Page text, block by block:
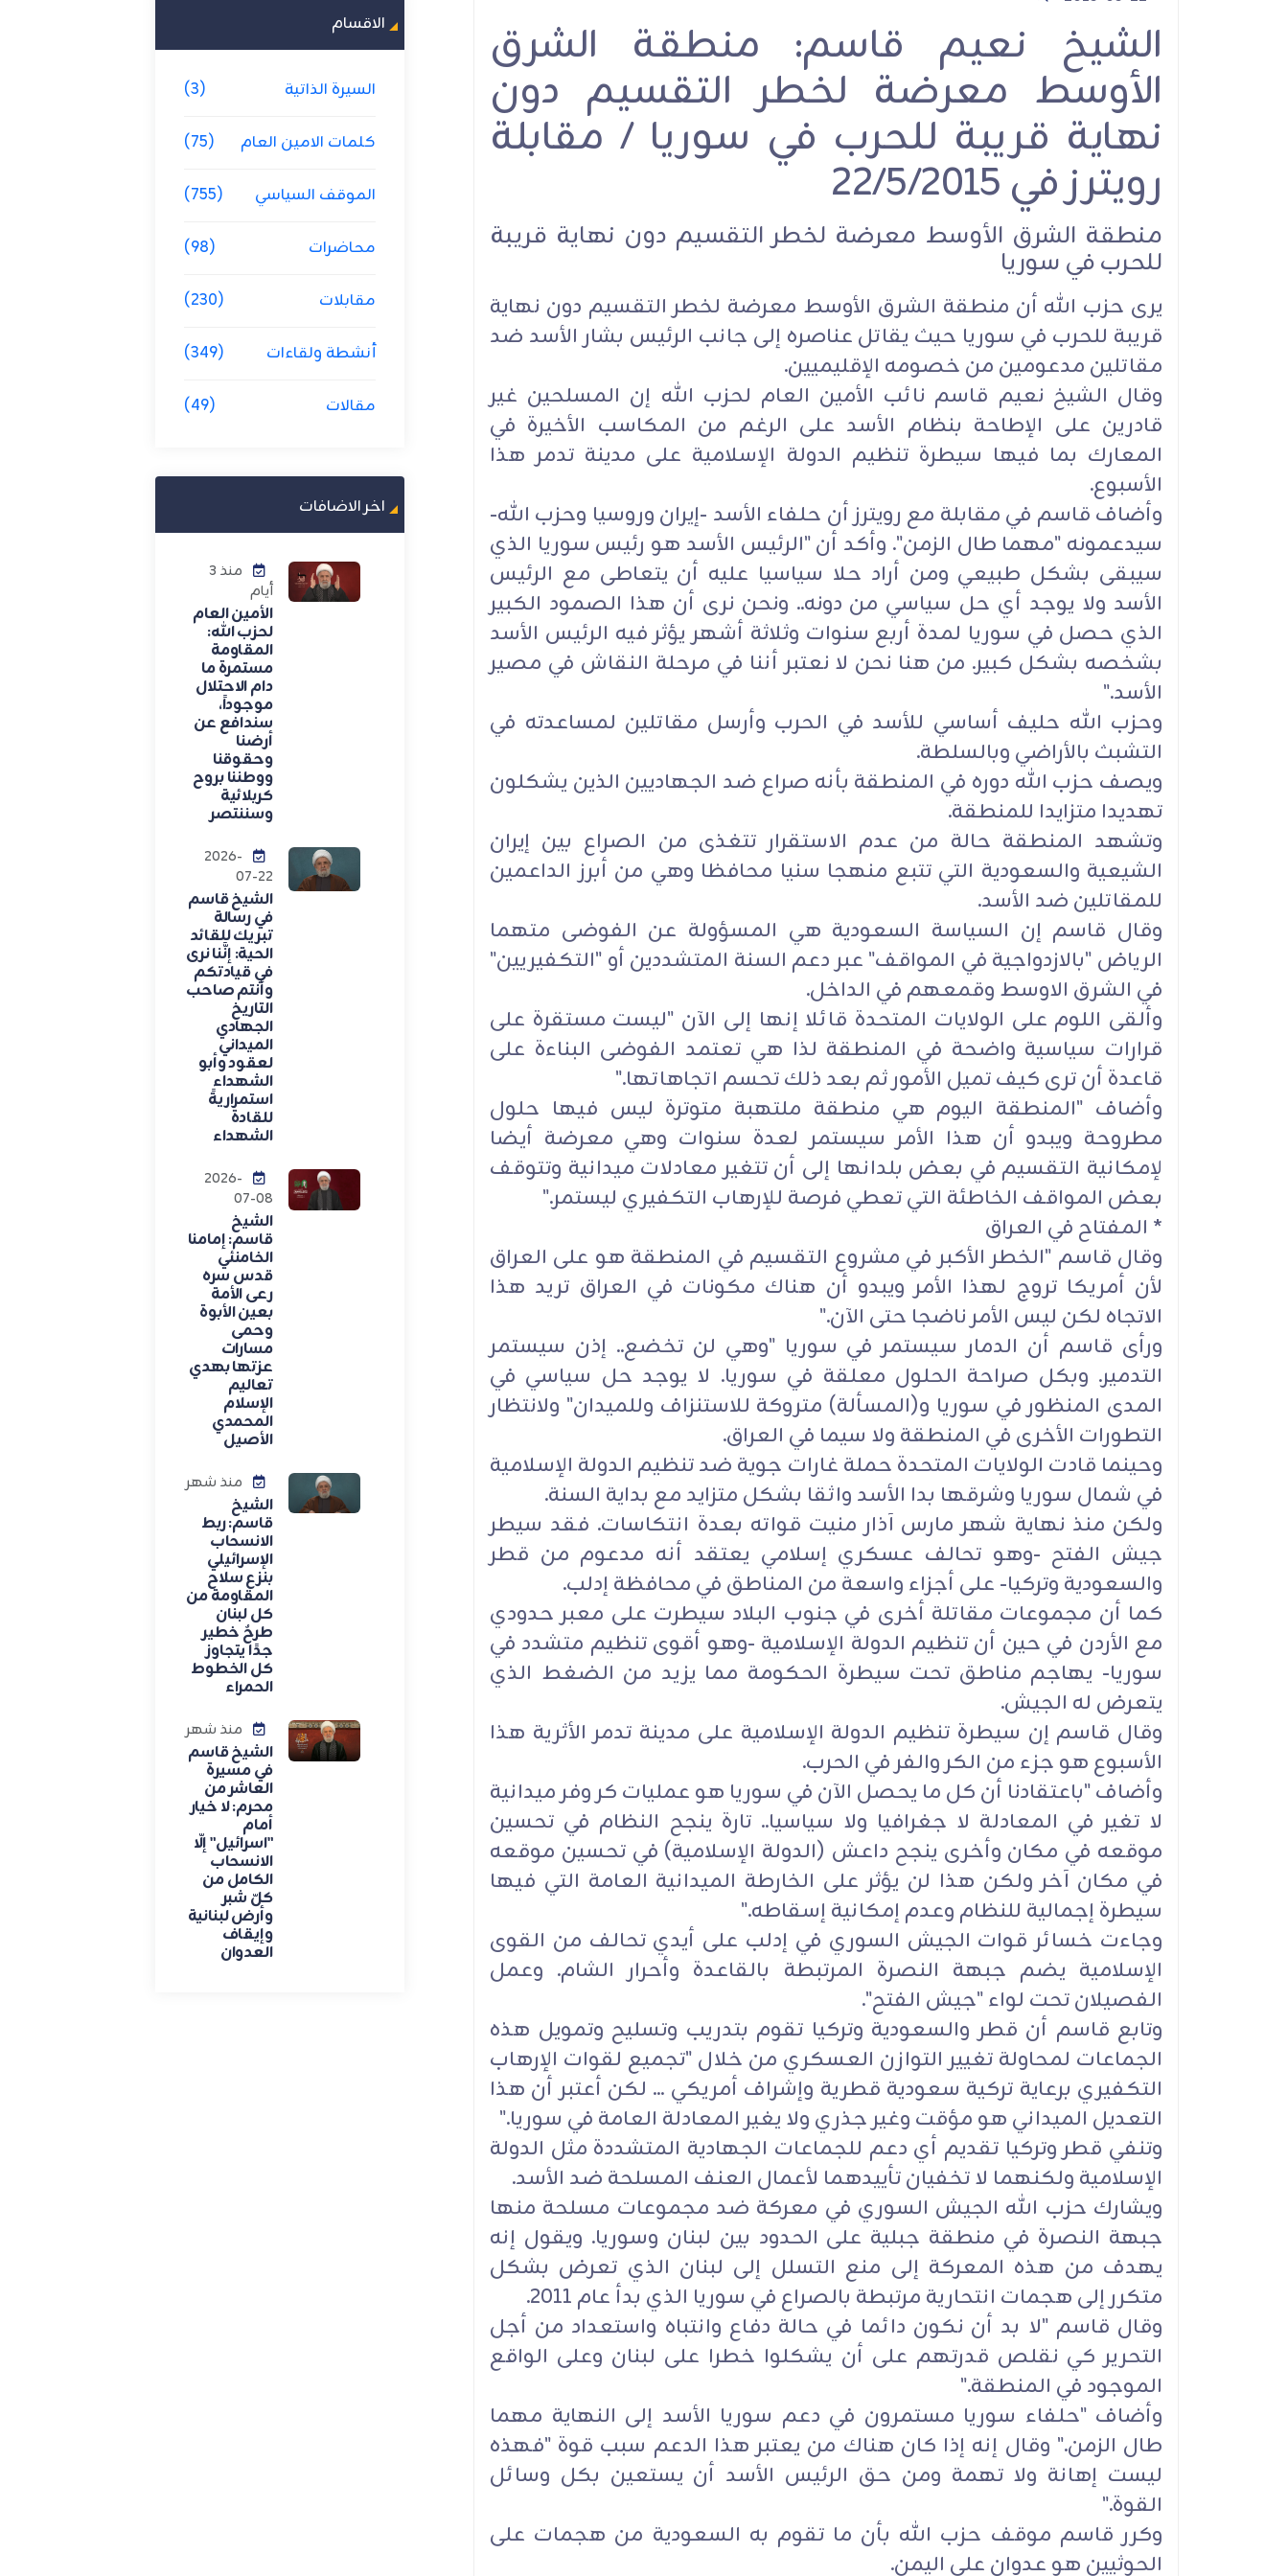
الشيخ نعيم قاسم: منطقة الشرق
الأوسط معرضة لخطر التقسيم دون
نهاية قريبة للحرب في سوريا / مقابلة
رويترز في 22/5/2015
منطقة الشرق الأوسط معرضة لخطر التقسيم دون نهاية قريبة
للحرب في سوريا
يرى حزب الله أن منطقة الشرق الأوسط معرضة لخطر التقسيم دون نهاية
قريبة للحرب في سوريا حيث يقاتل عناصره إلى جانب الرئيس بشار الأسد ضد
مقاتلين مدعومين من خصومه الإقليميين.
وقال الشيخ نعيم قاسم نائب الأمين العام لحزب الله إن المسلحين غير
قادرين على الإطاحة بنظام الأسد على الرغم من المكاسب الأخيرة في
المعارك بما فيها سيطرة تنظيم الدولة الإسلامية على مدينة تدمر هذا
الأسبوع.
وأضاف قاسم في مقابلة مع رويترز أن حلفاء الأسد -إيران وروسيا وحزب الله-
سيدعمونه "مهما طال الزمن". وأكد أن "الرئيس الأسد هو رئيس سوريا الذي
سيبقى بشكل طبيعي ومن أراد حلا سياسيا عليه أن يتعاطى مع الرئيس
الأسد ولا يوجد أي حل سياسي من دونه.. ونحن نرى أن هذا الصمود الكبير
الذي حصل في سوريا لمدة أربع سنوات وثلاثة أشهر يؤثر فيه الرئيس الأسد
بشخصه بشكل كبير. من هنا نحن لا نعتبر أننا في مرحلة النقاش في مصير
الأسد."
وحزب الله حليف أساسي للأسد في الحرب وأرسل مقاتلين لمساعدته في
التشبث بالأراضي وبالسلطة.
ويصف حزب الله دوره في المنطقة بأنه صراع ضد الجهاديين الذين يشكلون
تهديدا متزايدا للمنطقة.
وتشهد المنطقة حالة من عدم الاستقرار تتغذى من الصراع بين إيران
الشيعية والسعودية التي تتبع منهجا سنيا محافظا وهي من أبرز الداعمين
للمقاتلين ضد الأسد.
وقال قاسم إن السياسة السعودية هي المسؤولة عن الفوضى متهما
الرياض "بالازدواجية في المواقف" عبر دعم السنة المتشددين أو "التكفيريين"
في الشرق الاوسط وقمعهم في الداخل.
وألقى اللوم على الولايات المتحدة قائلا إنها إلى الآن "ليست مستقرة على
قرارات سياسية واضحة في المنطقة لذا هي تعتمد الفوضى البناءة على
قاعدة أن ترى كيف تميل الأمور ثم بعد ذلك تحسم اتجاهاتها."
وأضاف "المنطقة اليوم هي منطقة ملتهبة متوترة ليس فيها حلول
مطروحة ويبدو أن هذا الأمر سيستمر لعدة سنوات وهي معرضة أيضا
لإمكانية التقسيم في بعض بلدانها إلى أن تتغير معادلات ميدانية وتتوقف
بعض المواقف الخاطئة التي تعطي فرصة للإرهاب التكفيري ليستمر."
* المفتاح في العراق
وقال قاسم "الخطر الأكبر في مشروع التقسيم في المنطقة هو على العراق
لأن أمريكا تروج لهذا الأمر ويبدو أن هناك مكونات في العراق تريد هذا
الاتجاه لكن ليس الأمر ناضجا حتى الآن."
ورأى قاسم أن الدمار سيستمر في سوريا "وهي لن تخضع.. إذن سيستمر
التدمير. وبكل صراحة الحلول معلقة في سوريا. لا يوجد حل سياسي في
المدى المنظور في سوريا و(المسألة) متروكة للاستنزاف وللميدان" ولانتظار
التطورات الأخرى في المنطقة ولا سيما في العراق.
وحينما قادت الولايات المتحدة حملة غارات جوية ضد تنظيم الدولة الإسلامية
في شمال سوريا وشرقها بدا الأسد واثقا بشكل متزايد مع بداية السنة.
ولكن منذ نهاية شهر مارس آذار منيت قواته بعدة انتكاسات. فقد سيطر
جيش الفتح -وهو تحالف عسكري إسلامي يعتقد أنه مدعوم من قطر
والسعودية وتركيا- على أجزاء واسعة من المناطق في محافظة إدلب.
كما أن مجموعات مقاتلة أخرى في جنوب البلاد سيطرت على معبر حدودي
مع الأردن في حين أن تنظيم الدولة الإسلامية -وهو أقوى تنظيم متشدد في
سوريا- يهاجم مناطق تحت سيطرة الحكومة مما يزيد من الضغط الذي
يتعرض له الجيش.
وقال قاسم إن سيطرة تنظيم الدولة الإسلامية على مدينة تدمر الأثرية هذا
الأسبوع هو جزء من الكر والفر في الحرب.
وأضاف "باعتقادنا أن كل ما يحصل الآن في سوريا هو عمليات كر وفر ميدانية
لا تغير في المعادلة لا جغرافيا ولا سياسيا.. تارة ينجح النظام في تحسين
موقعه في مكان وأخرى ينجح داعش (الدولة الإسلامية) في تحسين موقعه
في مكان آخر ولكن هذا لن يؤثر على الخارطة الميدانية العامة التي فيها
سيطرة إجمالية للنظام وعدم إمكانية إسقاطه."
وجاءت خسائر قوات الجيش السوري في إدلب على أيدي تحالف من القوى
الإسلامية يضم جبهة النصرة المرتبطة بالقاعدة وأحرار الشام. وعمل
الفصيلان تحت لواء "جيش الفتح".
وتابع قاسم أن قطر والسعودية وتركيا تقوم بتدريب وتسليح وتمويل هذه
الجماعات لمحاولة تغيير التوازن العسكري من خلال "تجميع لقوات الإرهاب
التكفيري برعاية تركية سعودية قطرية وإشراف أمريكي ... لكن أعتبر أن هذا
التعديل الميداني هو مؤقت وغير جذري ولا يغير المعادلة العامة في سوريا."
وتنفي قطر وتركيا تقديم أي دعم للجماعات الجهادية المتشددة مثل الدولة
الإسلامية ولكنهما لا تخفيان تأييدهما لأعمال العنف المسلحة ضد الأسد.
ويشارك حزب الله الجيش السوري في معركة ضد مجموعات مسلحة منها
جبهة النصرة في منطقة جبلية على الحدود بين لبنان وسوريا. ويقول إنه
يهدف من هذه المعركة إلى منع التسلل إلى لبنان الذي تعرض بشكل
متكرر إلى هجمات انتحارية مرتبطة بالصراع في سوريا الذي بدأ عام 2011.
وقال قاسم "لا بد أن نكون دائما في حالة دفاع وانتباه واستعداد من أجل
التحرير كي نقلص قدرتهم على أن يشكلوا خطرا على لبنان وعلى الواقع
الموجود في المنطقة."
وأضاف "حلفاء سوريا مستمرون في دعم سوريا الأسد إلى النهاية مهما
طال الزمن." وقال إنه إذا كان هناك من يعتبر هذا الدعم سبب قوة "فهذه
ليست إهانة ولا تهمة ومن حق الرئيس الأسد أن يستعين بكل وسائل
القوة."
وكرر قاسم موقف حزب الله بأن ما تقوم به السعودية من هجمات على
الحوثيين هو عدوان على اليمن.
الاقسام
السيرة الذاتية (3)
كلمات الامين العام (75)
الموقف السياسي (755)
محاضرات (98)
مقابلات (230)
أنشطة ولقاءات (349)
مقالات (49)
اخر الاضافات
منذ 3
أيام
الأمين العام
لحزب الله:
المقاومة
مستمرة ما
دام الاحتلال
موجوداً،
سندافع عن
أرضنا
وحقوقنا
ووطننا بروح
كربلائية
وسننتصر
2026-
07-22
الشيخ قاسم
في رسالة
تبريك للقائد
الحية: إنَّنا نرى
في قيادتكم
وأنتم صاحب
التاريخ
الجهادي
الميداني
لعقود وأبو
الشهداء
استمراريةً
للقادة
الشهداء
2026-
07-08
الشيخ
قاسم: إمامنا
الخامنئي
قدس سره
رعى الأمة
بعين الأبوة
وحمى
مسارات
عزتها بهدي
تعاليم
الإسلام
المحمدي
الأصيل
منذ شهر
الشيخ
قاسم: ربط
الانسحاب
الإسرائيلي
بنزع سلاح
المقاومة من
كل لبنان
طرحٌ خطير
جدًا يتجاوز
كل الخطوط
الحمراء
منذ شهر
الشيخ قاسم
في مسيرة
العاشر من
محرم: لا خيار
أمام
"اسرائيل" إلّا
الانسحاب
الكامل من
كلّ شبر
وأرض لبنانية
وإيقاف
العدوان